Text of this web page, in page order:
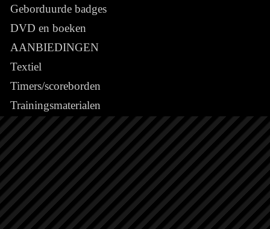
Geborduurde badges
DVD en boeken
AANBIEDINGEN
Textiel
Timers/scoreborden
Trainingsmaterialen